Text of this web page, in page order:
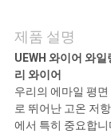
주
세
요
제품 설명
UEWH 와이어 와
리 와이어
우리의 에마일 평
로 뛰어난 고온 저
에서 특히 중요합